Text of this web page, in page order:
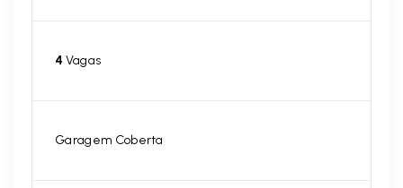
4 Vagas
Garagem Coberta